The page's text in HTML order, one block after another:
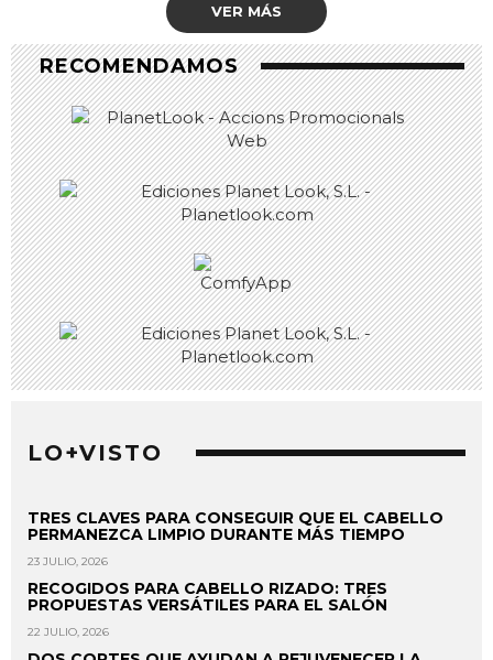
VER MÁS
RECOMENDAMOS
LO+VISTO
TRES CLAVES PARA CONSEGUIR QUE EL CABELLO
PERMANEZCA LIMPIO DURANTE MÁS TIEMPO
23 JULIO, 2026
RECOGIDOS PARA CABELLO RIZADO: TRES
PROPUESTAS VERSÁTILES PARA EL SALÓN
22 JULIO, 2026